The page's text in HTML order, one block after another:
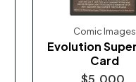
Comic Images
Evolution
Card
$5.000